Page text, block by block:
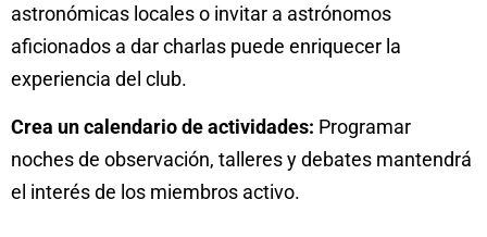
astronómicas locales o invitar a astrónomos
aficionados a dar charlas puede enriquecer la
experiencia del club.
Crea un calendario de actividades: Programar
noches de observación, talleres y debates mantendrá
el interés de los miembros activo.